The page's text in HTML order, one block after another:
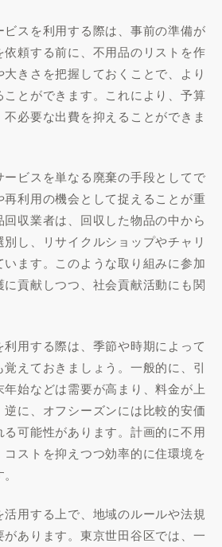
ビスを利用する際は、事前の準備が
頼する前に、不用品のリストを作
きさを把握しておくことで、より
とができます。これにより、予算
必要な出費を抑えることができま
ービスを単なる廃棄の手段としてで
利用の機会として捉えることが重
収業者は、回収した物品の中から
し、リサイクルショップやチャリ
ます。このような取り組みに参加
貢献しつつ、社会貢献活動にも関
用する際は、季節や時期によって
えておきましょう。一般的に、引
始などは需要が高まり、料金が上
に、オフシーズンには比較的安価
可能性があります。計画的に不用
ストを抑えつつ効率的に住環境を
用する上で、地域のルールや法規
あります。東京世田谷区では、一